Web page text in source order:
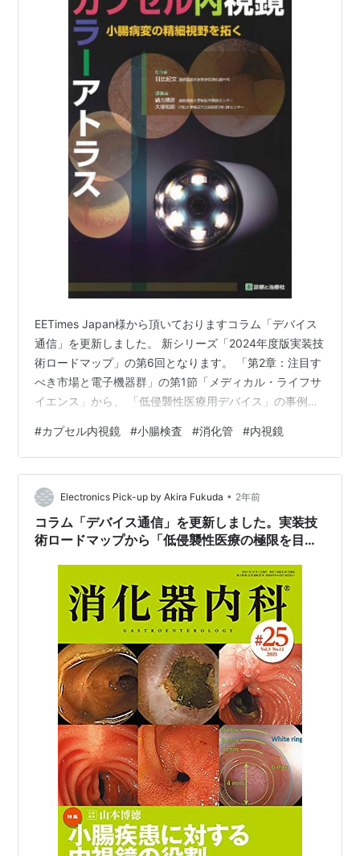
EETimes Japan様から頂いておりますコラム「デバイス
通信」を更新しました。 新シリーズ「2024年度版実装技
術ロードマップ」の第6回となります。 「第2章：注目す
べき市場と電子機器群」の第1節「メディカル・ライフサ
イエンス」から、 「低侵襲性医療用デバイス」の事例
回はロードマップ本体から前半部分（カプセル内視鏡の
仕組みと検査手順）をご報告しました。 今回はカプセル
内視鏡の課題と将来展望です。 患者にとっては理想的と
も言える検査方法なのですが、現状は検査費用が高額で
あるほか、多くの課題を抱えています。詳しくは記…
#カプセル内視鏡 #小腸検査 #消化管 #内視鏡
Electronics Pick-up by Akira Fukuda • 2年前
コラム「デバイス通信」を更新しました。実装技
術ロードマップから「低侵襲性医療の極限を目指